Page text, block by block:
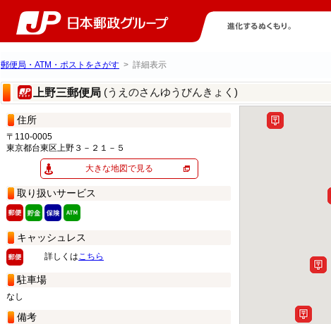
郵便局・ATM・ポストをさがす > 詳細表示
上野三郵便局 (うえのさんゆうびんきょく)
住所
〒110-0005
東京都台東区上野３－２１－５
大きな地図で見る
取り扱いサービス
キャッシュレス
詳しくはこちら
駐車場
なし
備考